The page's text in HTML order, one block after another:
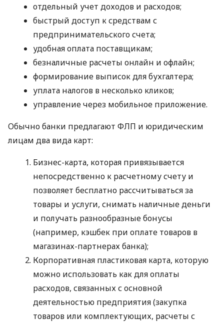
отдельный учет доходов и расходов;
быстрый доступ к средствам с
предпринимательского счета;
удобная оплата поставщикам;
безналичные расчеты онлайн и офлайн;
формирование выписок для бухгалтера;
уплата налогов в несколько кликов;
управление через мобильное приложение.
Обычно банки предлагают ФЛП и юридическим
лицам два вида карт:
Бизнес-карта, которая привязывается
непосредственно к расчетному счету и
позволяет бесплатно рассчитываться за
товары и услуги, снимать наличные деньги
и получать разнообразные бонусы
(например, кэшбек при оплате товаров в
магазинах-партнерах банка);
Корпоративная пластиковая карта, которую
можно использовать как для оплаты
расходов, связанных с основной
деятельностью предприятия (закупка
товаров или комплектующих, расчеты с